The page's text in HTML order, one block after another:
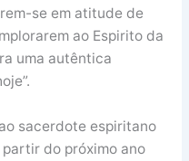
se em atitude de
ao Espirito da
uma autêntica
sacerdote espiritano
do próximo ano